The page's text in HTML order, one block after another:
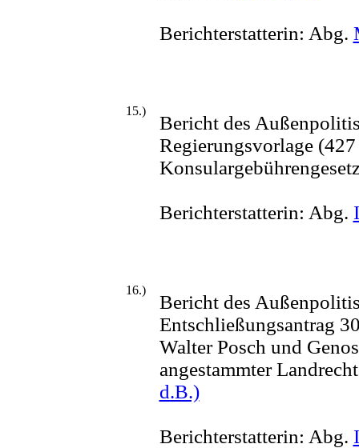
Berichterstatterin: Abg.
15.)
Bericht des
Regierungsvorlage
Berichterstatterin: Abg.
16.)
Bericht des
Entschließungsantrag
Walter Posch und
angestammter
d.B.)
Berichterstatterin: Abg.